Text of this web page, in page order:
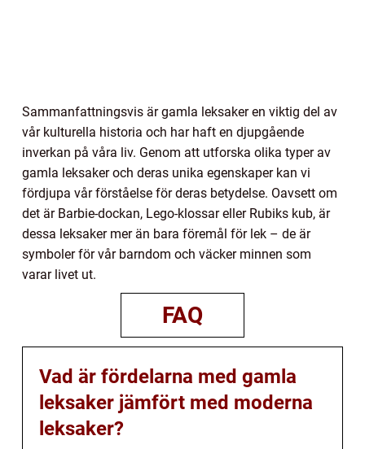
Sammanfattningsvis är gamla leksaker en viktig del av
vår kulturella historia och har haft en djupgående
inverkan på våra liv. Genom att utforska olika typer av
gamla leksaker och deras unika egenskaper kan vi
fördjupa vår förståelse för deras betydelse. Oavsett om
det är Barbie-dockan, Lego-klossar eller Rubiks kub, är
dessa leksaker mer än bara föremål för lek – de är
symboler för vår barndom och väcker minnen som
varar livet ut.
FAQ
Vad är fördelarna med gamla
leksaker jämfört med moderna
leksaker?